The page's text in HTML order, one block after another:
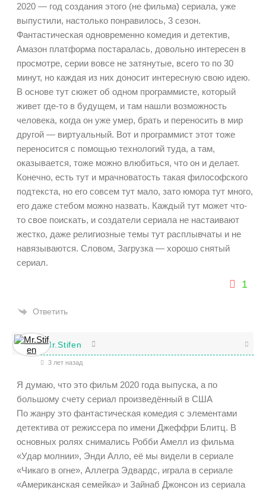
2020 — год создания этого (не фильма) сериала, уже
выпустили, настолько понравилось, 3 сезон.
Фантастическая одновременно комедия и детектив,
Амазон платформа постаралась, довольно интересен в
просмотре, серии вовсе не затянутые, всего то по 30
минут, но каждая из них доносит интересную свою идею.
В основе тут сюжет об одном программисте, который
живет где-то в будущем, и там нашли возможность
человека, когда он уже умер, брать и переносить в мир
другой — виртуальный. Вот и программист этот тоже
переносится с помощью технологий туда, а там,
оказывается, тоже можно влюбиться, что он и делает.
Конечно, есть тут и мрачноватость такая философского
подтекста, но его совсем тут мало, зато юмора тут много,
его даже стебом можно назвать. Каждый тут может что-
то свое поискать, и создатели сериала не настаивают
жестко, даже религиозные темы тут расплывчаты и не
навязываются. Словом, Загрузка — хорошо снятый
сериал.
1
Ответить
Mr.Stifen
3 лет назад
Я думаю, что это фильм 2020 года выпуска, а по
большому счету сериал произведённый в США
По жанру это фантастическая комедия с элементами
детектива от режиссера по имени Джеффри Блитц. В
основных ролях снимались Робби Амелл из фильма
«Удар молнии», Энди Алло, её мы видели в сериале
«Чикаго в огне», Аллегра Эдвардс, играла в сериале
«Американская семейка» и Зайнаб Джонсон из сериала